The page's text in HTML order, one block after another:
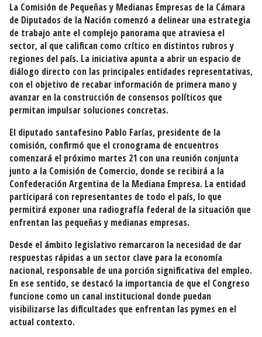
La Comisión de Pequeñas y Medianas Empresas de la Cámara
de Diputados de la Nación comenzó a delinear una estrategia
de trabajo ante el complejo panorama que atraviesa el
sector, al que califican como crítico en distintos rubros y
regiones del país. La iniciativa apunta a abrir un espacio de
diálogo directo con las principales entidades representativas,
con el objetivo de recabar información de primera mano y
avanzar en la construcción de consensos políticos que
permitan impulsar soluciones concretas.
El diputado santafesino Pablo Farías, presidente de la
comisión, confirmó que el cronograma de encuentros
comenzará el próximo martes 21 con una reunión conjunta
junto a la Comisión de Comercio, donde se recibirá a la
Confederación Argentina de la Mediana Empresa. La entidad
participará con representantes de todo el país, lo que
permitirá exponer una radiografía federal de la situación que
enfrentan las pequeñas y medianas empresas.
Desde el ámbito legislativo remarcaron la necesidad de dar
respuestas rápidas a un sector clave para la economía
nacional, responsable de una porción significativa del empleo.
En ese sentido, se destacó la importancia de que el Congreso
funcione como un canal institucional donde puedan
visibilizarse las dificultades que enfrentan las pymes en el
actual contexto.